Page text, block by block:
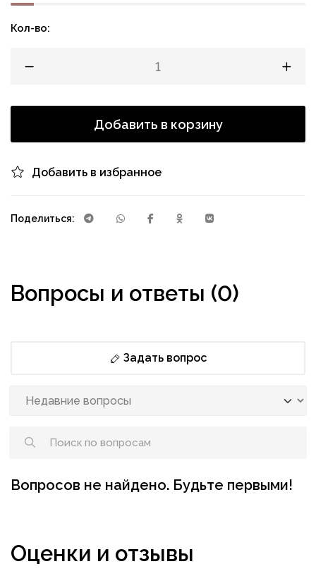
Кол-во:
Добавить в корзину
Добавить в избранное
Поделиться:
Вопросы и ответы (0)
Задать вопрос
Вопросов не найдено. Будьте первыми!
Оценки и отзывы